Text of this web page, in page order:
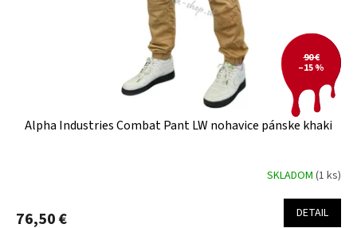
90 €
–15 %
Alpha Industries Combat Pant LW nohavice pánske khaki
SKLADOM (1 ks)
76,50 € DETAIL